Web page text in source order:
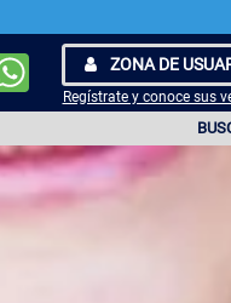
ZONA DE
Regístrate y conoce sus